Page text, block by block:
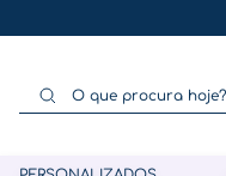
O que procura hoje?